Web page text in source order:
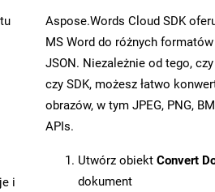
i
Aspose.Words Cloud SDK
MS Word do różnych
JSON. Niezależnie od tego,
czy SDK, możesz łatwo
obrazów, w tym JPEG, PNG,
APIs.
Utwórz obiekt Convert
dokument